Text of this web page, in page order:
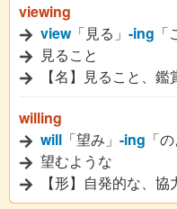
viewing
view「見る」 -ing
見ること
【名】見ること、鑑
willing
will 「望み」 -ing 「
望むような
【形】自発的な、協